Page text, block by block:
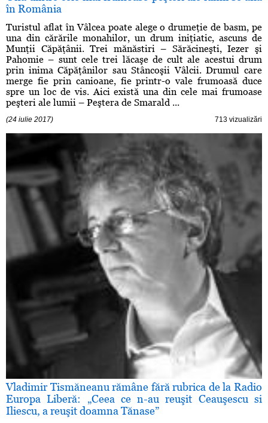
în România
Turistul aflat în Vâlcea poate alege o drumeţie de basm, pe
una din cărările monahilor, un drum iniţiatic, ascuns de
Munţii Căpăţânii. Trei mănăstiri – Sărăcineşti, Iezer şi
Pahomie – sunt cele trei lăcaşe de cult ale acestui drum
prin inima Căpăţânilor sau Stâncoşii Vâlcii. Drumul care
merge fie prin canioane, fie printr-o vale frumoasă duce
spre un loc de vis. Aici există una din cele mai frumoase
peşteri ale lumii – Peştera de Smarald ...
(24 iulie 2017) 713 vizualizări
Vladimir Tismăneanu rămâne fără rubrica de la Radio
Europa Liberă: „Ceea ce n-au reuşit Ceauşescu si
Iliescu, a reuşit doamna Tănase”